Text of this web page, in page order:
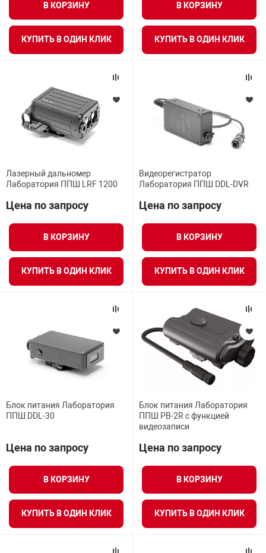
сигнализации
безопасность
оборудование
В КОРЗИНУ
КУПИТЬ В ОДИН КЛИК
В КОРЗИНУ
КУПИТЬ В ОДИН КЛИК
Лазерный дальномер
Лаборатория ППШ LRF 1200
Цена по запросу
В КОРЗИНУ
КУПИТЬ В ОДИН КЛИК
Видеорегистратор
Лаборатория ППШ DDL-DVR
Цена по запросу
В КОРЗИНУ
КУПИТЬ В ОДИН КЛИК
Блок питания Лаборатория
ППШ DDL-30
Цена по запросу
В КОРЗИНУ
КУПИТЬ В ОДИН КЛИК
Блок питания Лаборатория
ППШ PB-2R с функцией
видеозаписи
Цена по запросу
В КОРЗИНУ
КУПИТЬ В ОДИН КЛИК